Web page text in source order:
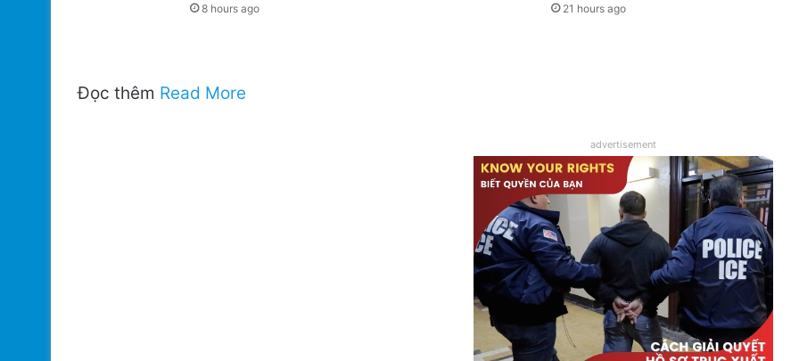
8 hours ago 21 hours ago
Đọc thêm Read More
advertisement